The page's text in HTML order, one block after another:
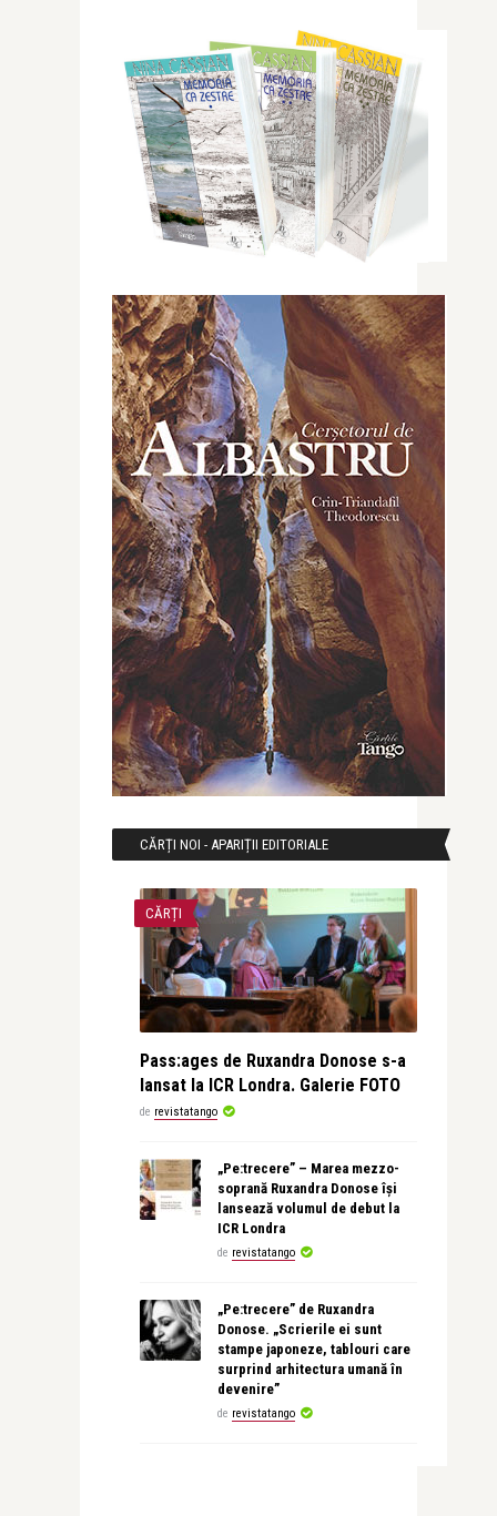
CĂRȚI NOI - APARIȚII EDITORIALE
CĂRȚI
Pass:ages de Ruxandra Donose s-a
lansat la ICR Londra. Galerie FOTO
de revistatango
„Pe:trecere” – Marea mezzo-
soprană Ruxandra Donose își
lansează volumul de debut la
ICR Londra
de revistatango
„Pe:trecere” de Ruxandra
Donose. „Scrierile ei sunt
stampe japoneze, tablouri care
surprind arhitectura umană în
devenire”
de revistatango